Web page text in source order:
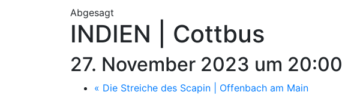
Abgesagt
INDIEN | Cottbus
27. November 2023 um 20:00
« Die Streiche des Scapin | Offenbach am Main